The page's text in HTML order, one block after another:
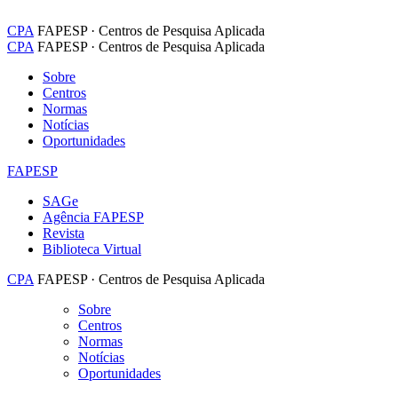
CPA FAPESP · Centros de Pesquisa Aplicada
CPA FAPESP · Centros de Pesquisa Aplicada
Sobre
Centros
Normas
Notícias
Oportunidades
FAPESP
SAGe
Agência FAPESP
Revista
Biblioteca Virtual
CPA FAPESP · Centros de Pesquisa Aplicada
Sobre
Centros
Normas
Notícias
Oportunidades